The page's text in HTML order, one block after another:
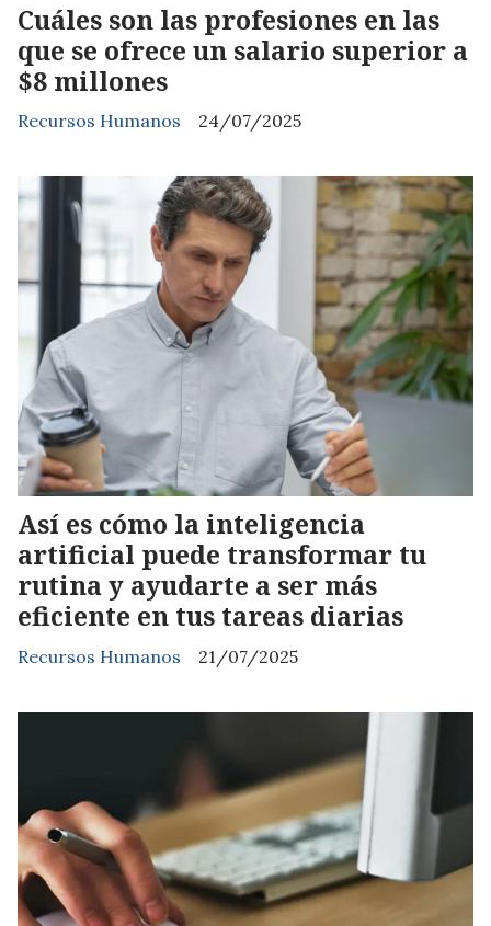
Cuáles son las profesiones en las
que se ofrece un salario superior a
$8 millones
Recursos Humanos 24/07/2025
Así es cómo la inteligencia
artificial puede transformar tu
rutina y ayudarte a ser más
eficiente en tus tareas diarias
Recursos Humanos 21/07/2025